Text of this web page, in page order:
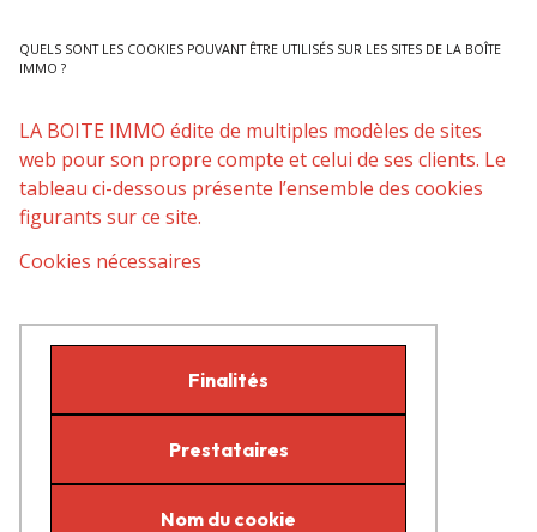
QUELS SONT LES COOKIES POUVANT ÊTRE UTILISÉS SUR LES SITES DE LA BOÎTE
IMMO ?
LA BOITE IMMO édite de multiples modèles de sites
web pour son propre compte et celui de ses clients. Le
tableau ci-dessous présente l’ensemble des cookies
figurants sur ce site.
Cookies nécessaires
Finalités
Prestataires
Nom du cookie